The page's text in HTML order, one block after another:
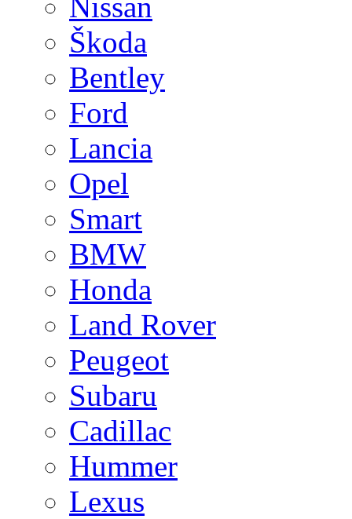
Škoda
Bentley
Ford
Lancia
Opel
Smart
BMW
Honda
Land Rover
Peugeot
Subaru
Cadillac
Hummer
Lexus